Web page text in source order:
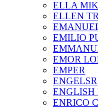
ELLA
ELLEN
EMILIO
EMOR
EMPER
ENRICO